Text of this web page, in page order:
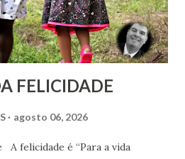
FELICIDADE
agosto 06, 2026
felicidade é “Para a vida